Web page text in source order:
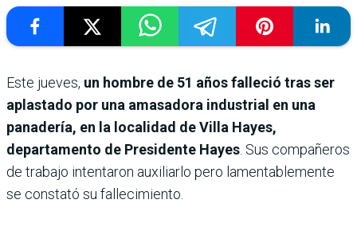
Este jueves, un hombre de 51 años falleció tras ser
aplastado por una amasadora industrial en una
panadería, en la localidad de Villa Hayes,
departamento de Presidente Hayes . Sus compañeros
de trabajo intentaron auxiliarlo pero lamentablemente
se constató su fallecimiento.